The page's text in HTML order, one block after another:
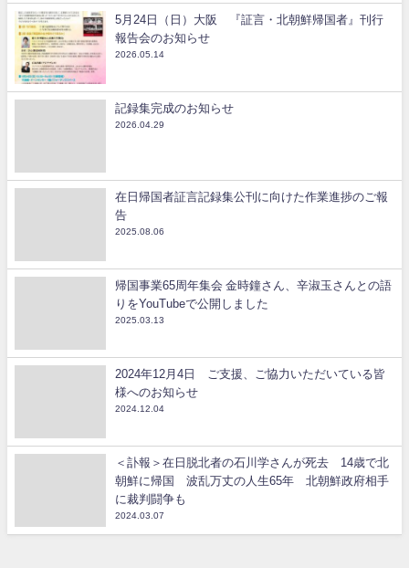
5月24日（日）大阪 『証言・北朝鮮帰国者』刊行
報告会のお知らせ
2026.05.14
記録集完成のお知らせ
2026.04.29
在日帰国者証言記録集公刊に向けた作業進捗のご報
告
2025.08.06
帰国事業65周年集会 金時鐘さん、辛淑玉さんとの語
りをYouTubeで公開しました
2025.03.13
2024年12月4日 ご支援、ご協力いただいている皆
様へのお知らせ
2024.12.04
＜訃報＞在日脱北者の石川学さんが死去 14歳で北
朝鮮に帰国 波乱万丈の人生65年 北朝鮮政府相手
に裁判闘争も
2024.03.07